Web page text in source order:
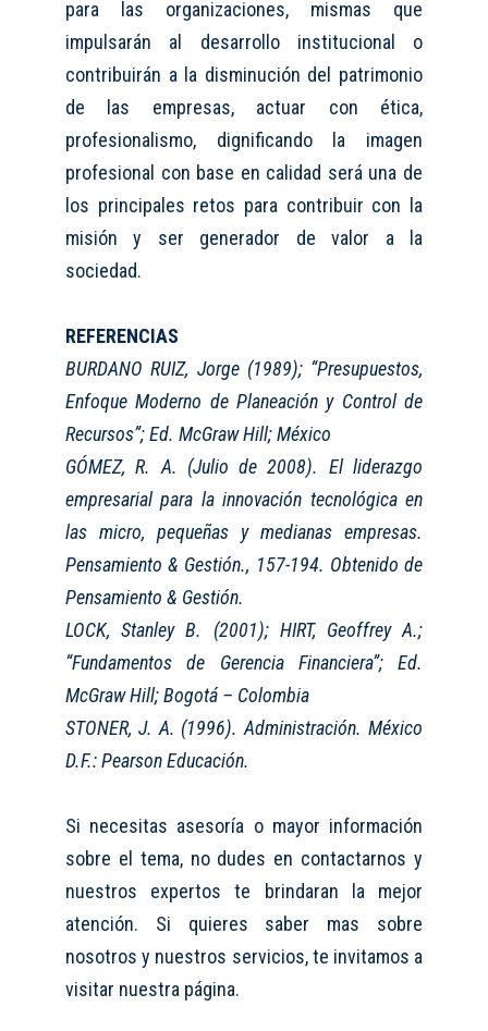
para las organizaciones, mismas que
impulsarán al desarrollo institucional o
contribuirán a la disminución del patrimonio
de las empresas, actuar con ética,
profesionalismo, dignificando la imagen
profesional con base en calidad será una de
los principales retos para contribuir con la
misión y ser generador de valor a la
sociedad.
REFERENCIAS
BURDANO RUIZ, Jorge (1989); “Presupuestos,
Enfoque Moderno de Planeación y Control de
Recursos”; Ed. McGraw Hill; México
GÓMEZ, R. A. (Julio de 2008). El liderazgo
empresarial para la innovación tecnológica en
las micro, pequeñas y medianas empresas.
Pensamiento & Gestión., 157-194. Obtenido de
Pensamiento & Gestión.
LOCK, Stanley B. (2001); HIRT, Geoffrey A.;
“Fundamentos de Gerencia Financiera”; Ed.
McGraw Hill; Bogotá – Colombia
STONER, J. A. (1996). Administración. México
D.F.: Pearson Educación.
Si necesitas asesoría o mayor información
sobre el tema, no dudes en contactarnos y
nuestros expertos te brindaran la mejor
atención. Si quieres saber mas sobre
nosotros y nuestros servicios, te invitamos a
visitar nuestra página.